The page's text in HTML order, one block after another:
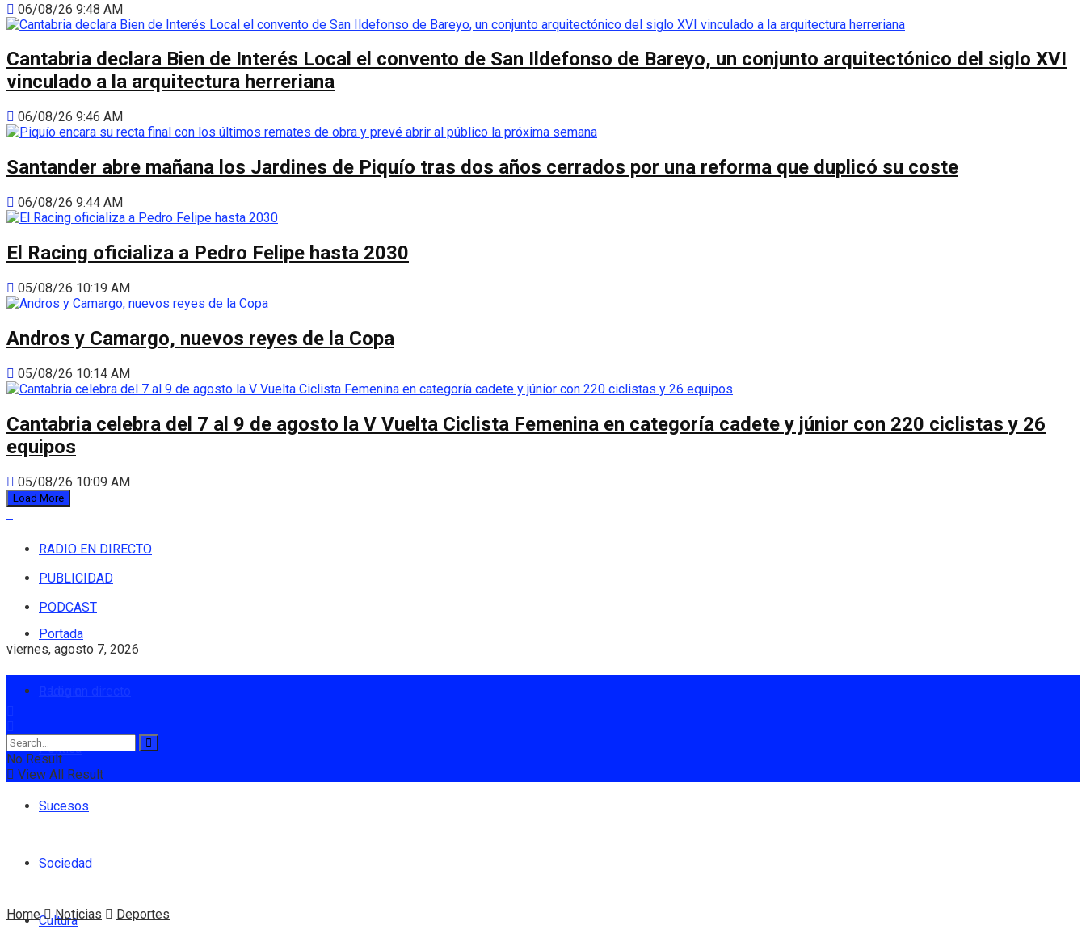
06/08/26 9:48 AM
Cantabria declara Bien de Interés Local el convento de San Ildefonso de Bareyo, un conjunto arquitectónico del siglo XVI
vinculado a la arquitectura herreriana
06/08/26 9:46 AM
Santander abre mañana los Jardines de Piquío tras dos años cerrados por una reforma que duplicó su coste
06/08/26 9:44 AM
El Racing oficializa a Pedro Felipe hasta 2030
05/08/26 10:19 AM
Andros y Camargo, nuevos reyes de la Copa
05/08/26 10:14 AM
Cantabria celebra del 7 al 9 de agosto la V Vuelta Ciclista Femenina en categoría cadete y júnior con 220 ciclistas y 26
equipos
05/08/26 10:09 AM
Load More
RADIO EN DIRECTO
PUBLICIDAD
PODCAST
viernes, agosto 7, 2026
Portada
Política
Sucesos
Sociedad
Cultura
No Result
View All Result
Home Noticias Deportes